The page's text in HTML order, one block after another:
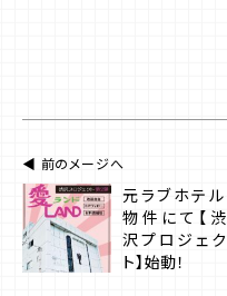
前のメージへ
元ラブホテル
物件にて【渋
沢プロジェク
ト】始動！